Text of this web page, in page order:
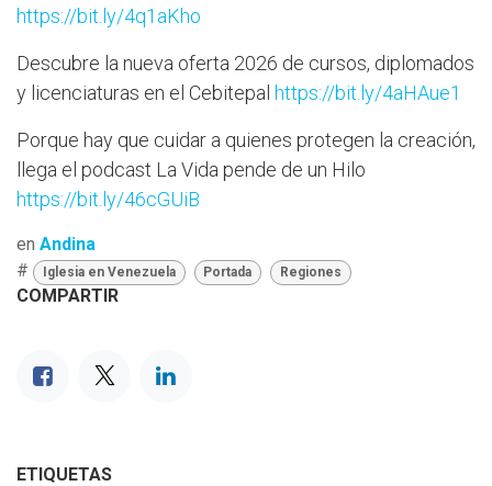
https://bit.ly/4q1aKho
Descubre la nueva oferta 2026 de cursos, diplomados
y licenciaturas en el Cebitepal https://bit.ly/4aHAue1
Porque hay que cuidar a quienes protegen la creación,
llega el podcast La Vida pende de un Hilo
https://bit.ly/46cGUiB
en Andina
#
Iglesia en Venezuela Portada Regiones
COMPARTIR
ETIQUETAS